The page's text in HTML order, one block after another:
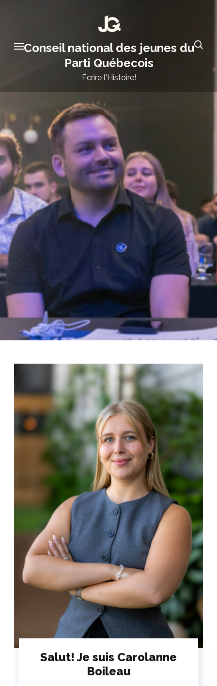
(PressezConseil national des jeunes du
Parti Québecois
Écrire l'Histoire!
Salut! Je suis Carolanne
Boileau